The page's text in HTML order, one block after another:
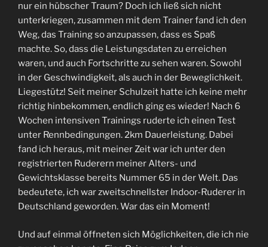
nur ein hübscher Traum? Doch ich ließ sich nicht
unterkriegen, zusammen mit dem Trainer fand ich den
Weg, das Training so anzupassen, dass es Spaß
machte. So, dass die Leistungsdaten zu erreichen
waren, und auch Fortschritte zu sehen waren. Sowohl
in der Geschwindigkeit, als auch in der Beweglichkeit.
Liegestütz! Seit meiner Schulzeit hatte ich keine mehr
richtig hinbekommen, endlich ging es wieder! Nach 6
Wochen intensiven Trainings ruderte ich einen Test
unter Rennbedingungen. 2km Dauerleistung. Dabei
fand ich heraus, mit meiner Zeit war ich unter den
registrierten Ruderern meiner Alters- und
Gewichtsklasse bereits Nummer 65 in der Welt. Das
bedeutete, ich war zweitschnellster Indoor-Ruderer in
Deutschland geworden. War das ein Moment!
Und auf einmal öffneten sich Möglichkeiten, die ich nie